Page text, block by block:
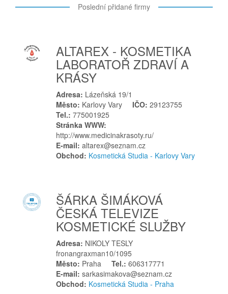
Krnov
Křtiny
Kyjov
Libušín
Litoměřice
Poslední přidané firmy
ALTAREX - KOSMETIKA
LABORATOŘ ZDRAVÍ A
KRÁSY
Adresa: Lázeňská 19/1
Město: Karlovy Vary IČO: 29123755
Tel.: 775001925
Stránka WWW:
http://www.medicinakrasoty.ru/
E-mail: altarex@seznam.cz
Obchod: Kosmetická Studia - Karlovy Vary
ŠÁRKA ŠIMÁKOVÁ
ČESKÁ TELEVIZE
KOSMETICKÉ SLUŽBY
Adresa: NIKOLY TESLY
fronangraxman10/1095
Město: Praha Tel.: 606317771
E-mail: sarkasimakova@seznam.cz
Obchod: Kosmetická Studia - Praha